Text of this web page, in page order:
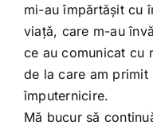
mi-au împărtășit cu
viață, care m-au
ce au comunicat cu
de la care am primit
împuternicire.
Mă bucur să